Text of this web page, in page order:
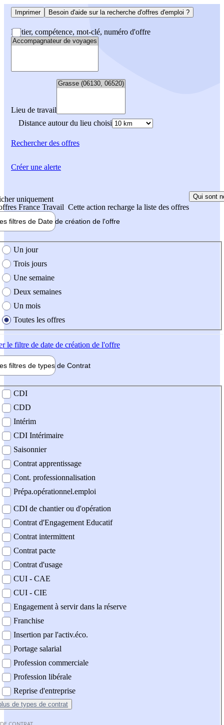
Imprimer Besoin d'aide sur la recherche d'offres d'emploi ?
Métier, compétence, mot-clé, numéro d'offre
Lieu de travail
Distance autour du lieu choisi
Rechercherdes offres
uniquement
France Travail Cette action recharge la liste des offres
Qui sont
filtres de Date de création de l'offre
création de l'offre
Un jour
Trois jours
Une semaine
Deux semaines
Un mois
Toutes les offres
le filtre de date de création de l'offre
filtres de types de Contrat
contrat
CDI
CDD
Intérim
CDI Intérimaire
Saisonnier
Contrat apprentissage
Cont. professionnalisation
Prépa.opérationnel.emploi
CDI de chantier ou d'opération
Contrat d'Engagement Educatif
Contrat intermittent
Contrat pacte
Contrat d'usage
CUI - CAE
CUI - CIE
Engagement à servir dans la réserve
Franchise
Insertion par l'activ.éco.
Portage salarial
Profession commerciale
Profession libérale
Reprise d'entreprise
de types de contrat
Créer une alerte